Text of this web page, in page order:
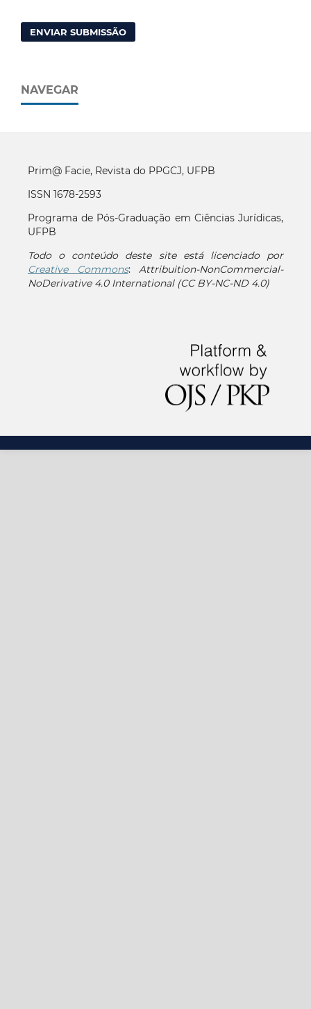
ENVIAR SUBMISSÃO
NAVEGAR
Prim@ Facie, Revista do PPGCJ, UFPB
ISSN 1678-2593
Programa de Pós-Graduação em Ciências Jurídicas,
UFPB
Todo o conteúdo deste site está licenciado por
Creative Commons:Attribuition-NonCommercial-
NoDerivative 4.0 International (CC BY-NC-ND 4.0)